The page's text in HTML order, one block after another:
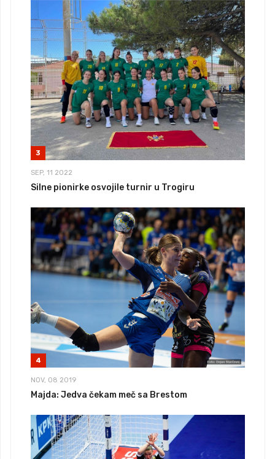
3
SEP, 11 2022
Silne pionirke osvojile turnir u Trogiru
4
NOV, 08 2019
Majda: Jedva čekam meč sa Brestom